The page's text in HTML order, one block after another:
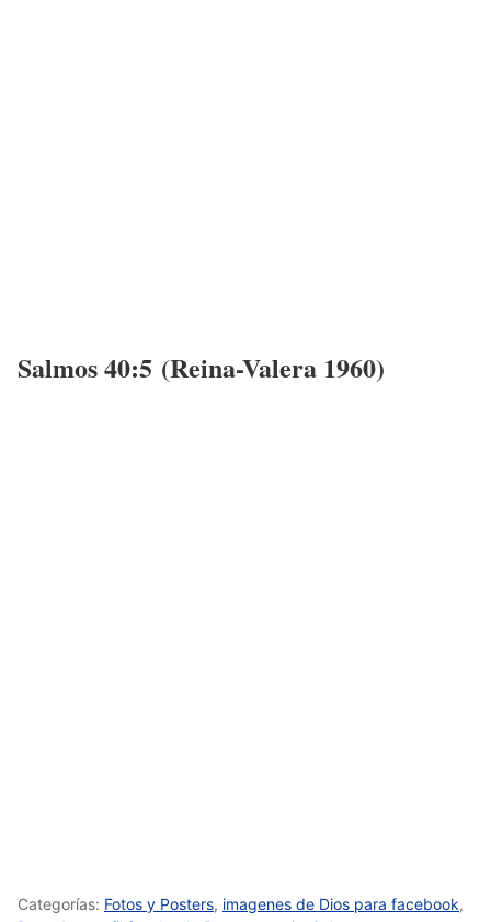
Salmos 40:5 (Reina-Valera 1960)
Categorías: Fotos y Posters, imagenes de Dios para facebook,